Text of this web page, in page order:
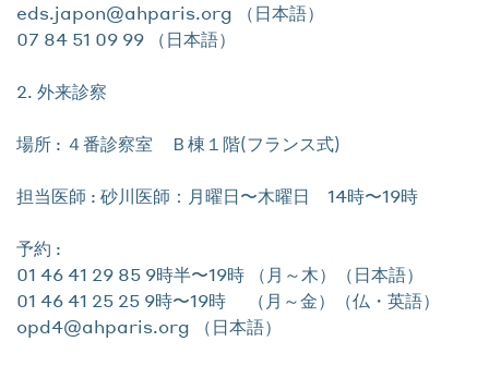
eds.japon@ahparis.org （日本語）
07 84 51 09 99 （日本語）
2. 外来診察
場所 : ４番診察室 Ｂ棟１階(フランス式)
担当医師 : 砂川医師：月曜日〜木曜日 14時〜19時
予約 :
01 46 41 29 85 9時半〜19時 （月～木）（日本語）
01 46 41 25 25 9時〜19時 （月～金）（仏・英語）
opd4@ahparis.org （日本語）